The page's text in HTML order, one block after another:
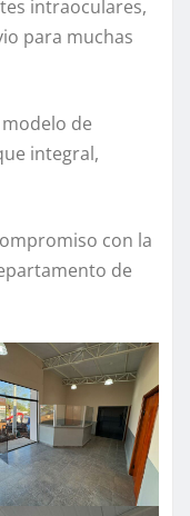
intraoculares,
para muchas
de
integral,
con la
de